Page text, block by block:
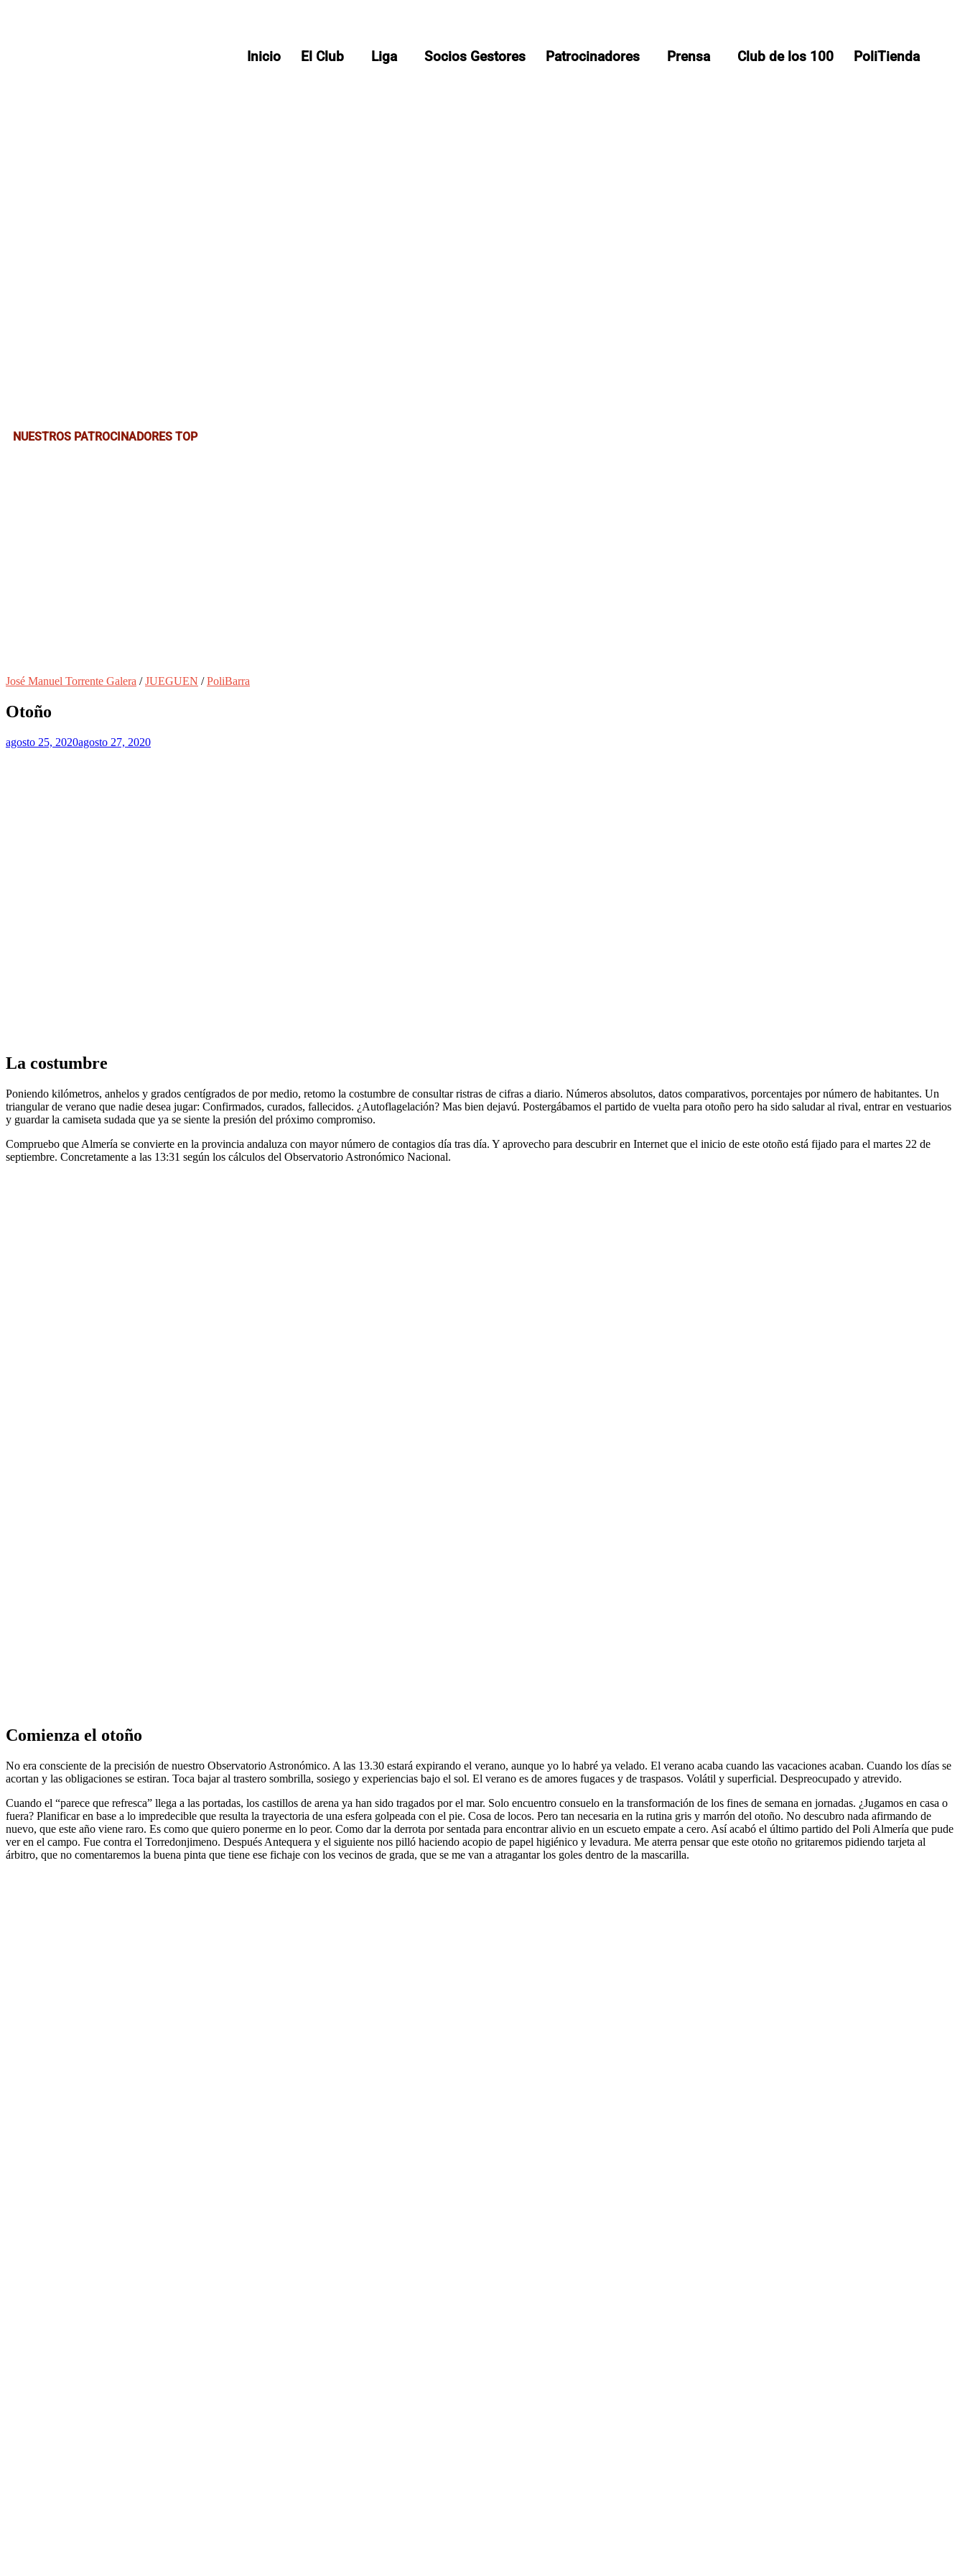
Inicio El Club Liga Socios Gestores Patrocinadores Prensa Club de los 100 PoliTienda
NUESTROS PATROCINADORES TOP
José Manuel Torrente Galera /JUEGUEN /PoliBarra
Otoño
agosto 25, 2020agosto 27, 2020
La costumbre
Poniendo kilómetros, anhelos y grados centígrados de por medio, retomo la costumbre de consultar ristras de cifras a diario. Números absolutos, datos comparativos, porcentajes por número de habitantes. Un
triangular de verano que nadie desea jugar: Confirmados, curados, fallecidos. ¿Autoflagelación? Mas bien dejavú. Postergábamos el partido de vuelta para otoño pero ha sido saludar al rival, entrar en vestuarios
y guardar la camiseta sudada que ya se siente la presión del próximo compromiso.
Compruebo que Almería se convierte en la provincia andaluza con mayor número de contagios día tras día. Y aprovecho para descubrir en Internet que el inicio de este otoño está fijado para el martes 22 de
septiembre. Concretamente a las 13:31 según los cálculos del Observatorio Astronómico Nacional.
Comienza el otoño
No era consciente de la precisión de nuestro Observatorio Astronómico. A las 13.30 estará expirando el verano, aunque yo lo habré ya velado. El verano acaba cuando las vacaciones acaban. Cuando los días se
acortan y las obligaciones se estiran. Toca bajar al trastero sombrilla, sosiego y experiencias bajo el sol. El verano es de amores fugaces y de traspasos. Volátil y superficial. Despreocupado y atrevido.
Cuando el “parece que refresca” llega a las portadas, los castillos de arena ya han sido tragados por el mar. Solo encuentro consuelo en la transformación de los fines de semana en jornadas. ¿Jugamos en casa o
fuera? Planificar en base a lo impredecible que resulta la trayectoria de una esfera golpeada con el pie. Cosa de locos. Pero tan necesaria en la rutina gris y marrón del otoño. No descubro nada afirmando de
nuevo, que este año viene raro. Es como que quiero ponerme en lo peor. Como dar la derrota por sentada para encontrar alivio en un escueto empate a cero. Así acabó el último partido del Poli Almería que pude
ver en el campo. Fue contra el Torredonjimeno. Después Antequera y el siguiente nos pilló haciendo acopio de papel higiénico y levadura. Me aterra pensar que este otoño no gritaremos pidiendo tarjeta al
árbitro, que no comentaremos la buena pinta que tiene ese fichaje con los vecinos de grada, que se me van a atragantar los goles dentro de la mascarilla.